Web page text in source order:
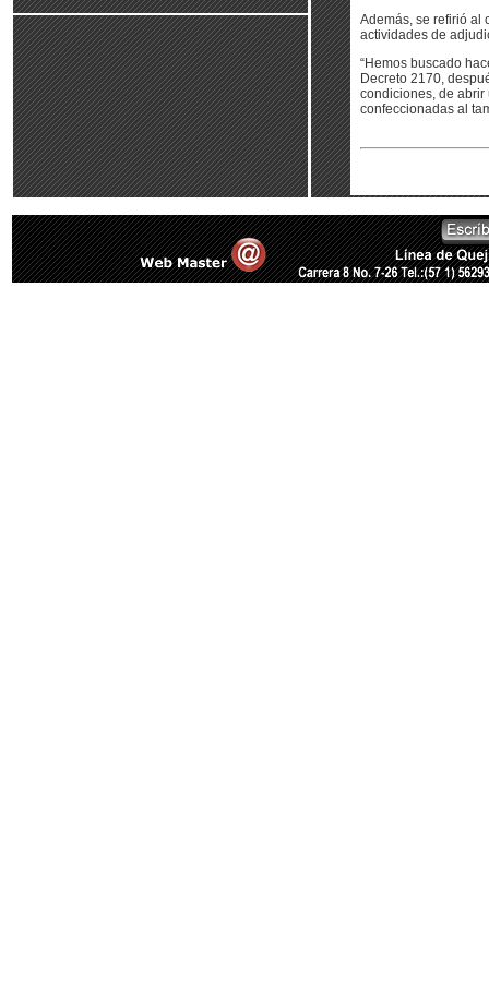
Además, se refirió al
actividades de
“Hemos buscado
Decreto 2170,
condiciones, de
confeccionadas al